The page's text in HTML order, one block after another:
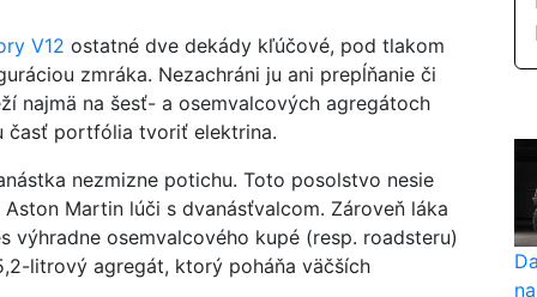
V12 ostatné dve dekády kľúčové, pod tlakom
zmráka. Nezachráni ju ani prepĺňanie či
najmä na šesť- a osemvalcových agregátoch
časť portfólia tvoriť elektrina.
nezmizne potichu. Toto posolstvo nesie
Martin lúči s dvanásťvalcom. Zároveň láka
výhradne osemvalcového kupé (resp. roadsteru)
litrový agregát, ktorý poháňa väčších